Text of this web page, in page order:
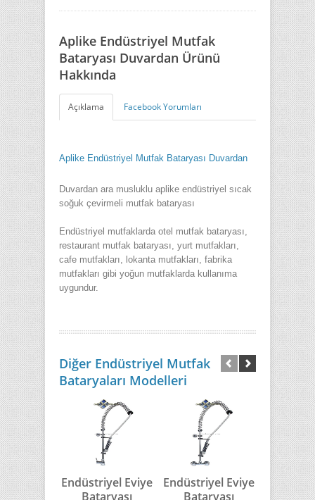
Aplike Endüstriyel Mutfak
Bataryası Duvardan Ürünü
Hakkında
Açıklama Facebook Yorumları
Aplike Endüstriyel Mutfak Bataryası Duvardan
Duvardan ara musluklu aplike endüstriyel sıcak
soğuk çevirmeli mutfak bataryası
Endüstriyel mutfaklarda otel mutfak bataryası,
restaurant mutfak bataryası, yurt mutfakları,
cafe mutfakları, lokanta mutfakları, fabrika
mutfakları gibi yoğun mutfaklarda kullanıma
uygundur.
Diğer Endüstriyel Mutfak
Bataryaları Modelleri
Endüstriyel Eviye
Bataryası
Endüstriyel Eviye
Bataryası
Mutfak